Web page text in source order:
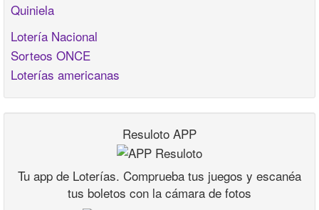
Quiniela
Lotería Nacional
Sorteos ONCE
Loterías americanas
Resuloto APP
Tu app de Loterías. Comprueba tus juegos y escanéa
tus boletos con la cámara de fotos